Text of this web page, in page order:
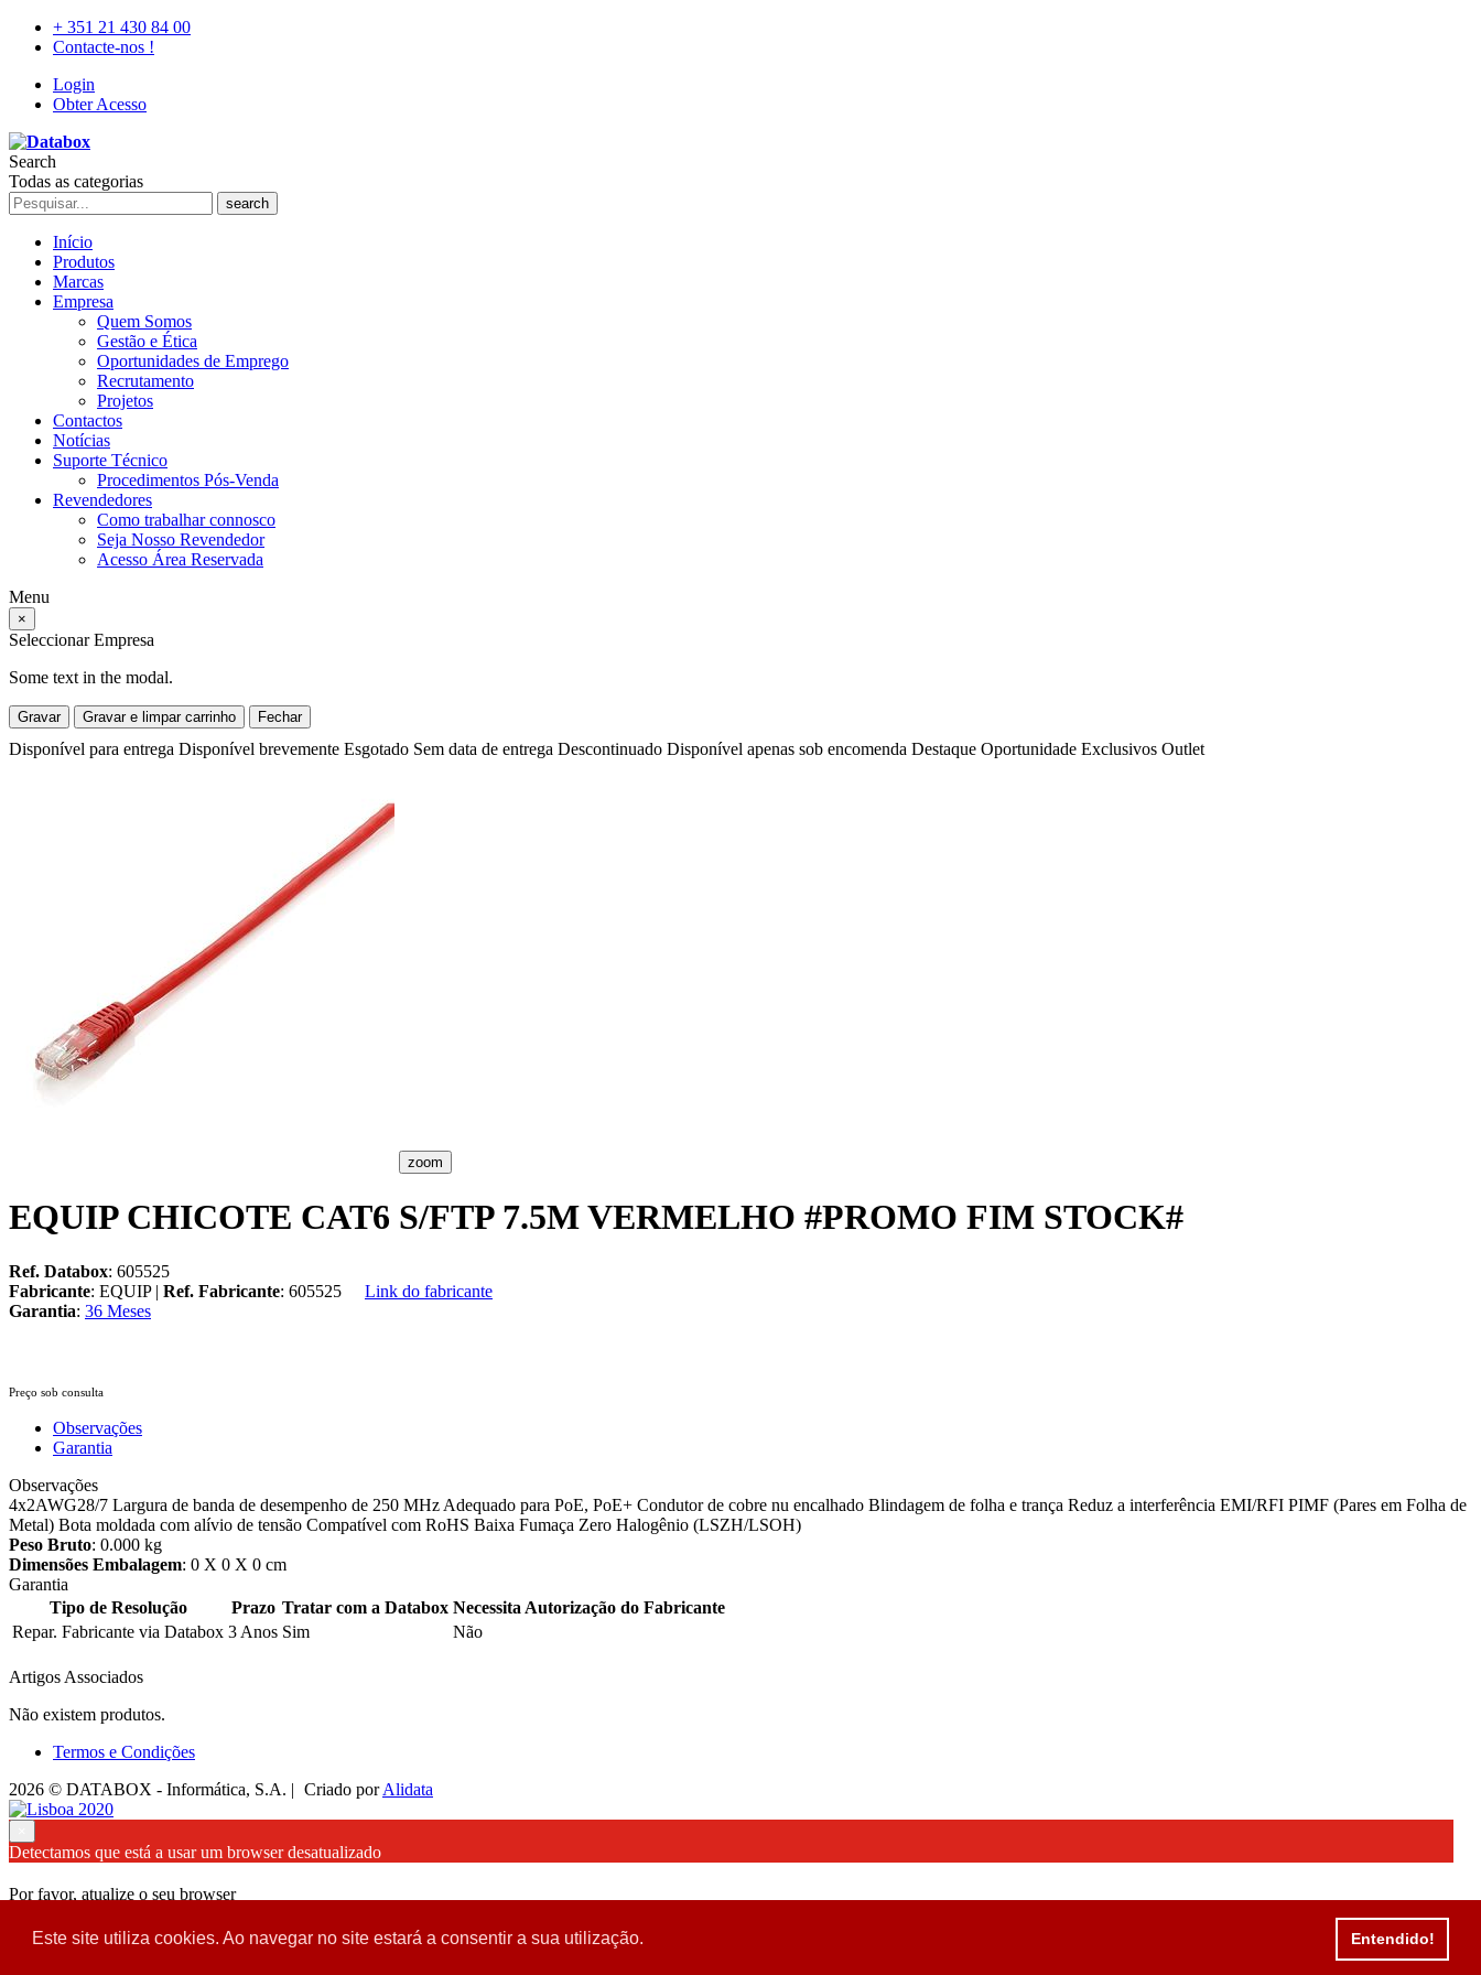
Este site utiliza cookies. Ao navegar no site estará a consentir a sua utilização. Entendido!
+ 351 21 430 84 00
Contacte-nos !
Login
Obter Acesso
Search
Todas as categorias
search
Início
Produtos
Marcas
Empresa
Quem Somos
Gestão e Ética
Oportunidades de Emprego
Recrutamento
Projetos
Contactos
Notícias
Suporte Técnico
Procedimentos Pós-Venda
Revendedores
Como trabalhar connosco
Seja Nosso Revendedor
Acesso Área Reservada
Menu
×
Seleccionar Empresa
Some text in the modal.
Gravar Gravar e limpar carrinho Fechar
Disponível para entrega Disponível brevemente Esgotado Sem data de entrega Descontinuado Disponível apenas sob encomenda Destaque Oportunidade Exclusivos Outlet
zoom
EQUIP CHICOTE CAT6 S/FTP 7.5M VERMELHO #PROMO FIM STOCK#
Ref. Databox: 605525
Fabricante: EQUIP | Ref. Fabricante: 605525
Link do fabricante
Garantia: 36 Meses
Preço sob consulta
Observações
Garantia
Observações
4x2AWG28/7 Largura de banda de desempenho de 250 MHz Adequado para PoE, PoE+ Condutor de cobre nu encalhado Blindagem de folha e trança Reduz a interferência EMI/RFI PIMF (Pares em Folha de
Metal) Bota moldada com alívio de tensão Compatível com RoHS Baixa Fumaça Zero Halogênio (LSZH/LSOH)
Peso Bruto: 0.000 kg
Dimensões Embalagem: 0 X 0 X 0 cm
Garantia
Tipo de Resolução
Prazo Tratar com a Databox Necessita Autorização do Fabricante
Repar. Fabricante via Databox 3 Anos Sim Não
Artigos Associados
Não existem produtos.
Termos e Condições
2026 © DATABOX - Informática, S.A. | Criado porAlidata
Detectamos que está a usar um browser desatualizado
Por favor, atualize o seu browser